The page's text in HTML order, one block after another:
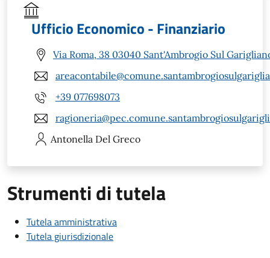
Ufficio Economico - Finanziario
Via Roma, 38 03040 Sant'Ambrogio Sul
+39 077698073
Antonella Del Greco
Strumenti di tutela
Tutela amministrativa
Tutela giurisdizionale